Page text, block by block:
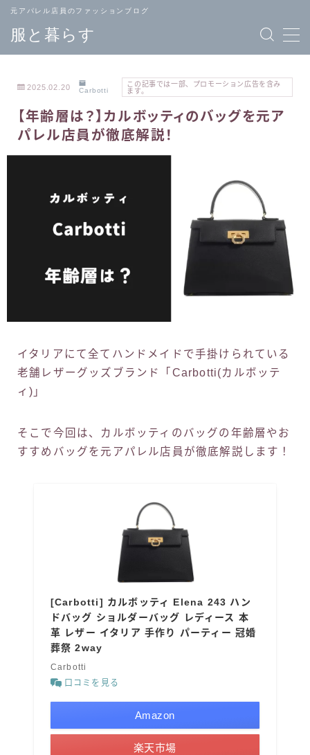
服と暮らす
元アパレル店員のファッションブログ
TOPページ
へ戻る
ブランド
メンズ
レディース
ファッション
バッグ
2025.02.20 Carbotti
この記事では一部、プロモーション広告を含み
ます。
【年齢層は？】カルボッティのバッグを元ア
パレル店員が徹底解説！
イタリアにて全てハンドメイドで手掛けられている
老舗レザーグッズブランド「Carbotti(カルボッテ
ィ)」
そこで今回は、カルボッティのバッグの年齢層やお
すすめバッグを元アパレル店員が徹底解説します！
[Carbotti] カルボッティ Elena 243 ハン
ドバッグ ショルダーバッグ レディース 本
革 レザー イタリア 手作り パーティー 冠婚
葬祭 2way
Carbotti
口コミを見る
Amazon
楽天市場